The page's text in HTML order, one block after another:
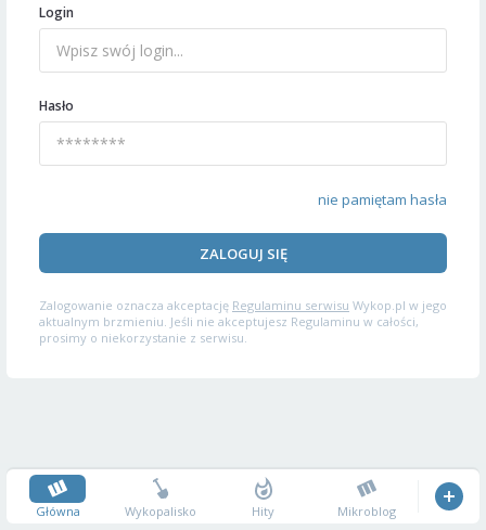
Login
Hasło
nie pamiętam hasła
ZALOGUJ SIĘ
Zalogowanie oznacza akceptację Regulaminu serwisu Wykop.pl w jego
aktualnym brzmieniu. Jeśli nie akceptujesz Regulaminu w całości,
prosimy o niekorzystanie z serwisu.
Główna Wykopalisko Hity Mikroblog